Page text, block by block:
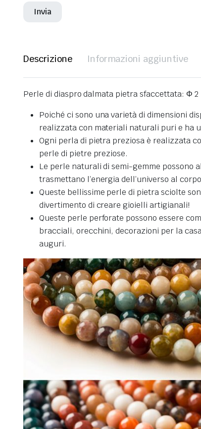
Descrizione Informazioni aggiuntive
Perle di diaspro dalmata pietra sfaccettata: Φ
Poiché ci sono una varietà di dimensioni
realizzata con materiali naturali puri e ha
Ogni perla di pietra preziosa è realizzata
perle di pietre preziose.
Le perle naturali di semi-gemme possono
trasmettano l’energia dell’universo al
Queste bellissime perle di pietra sciolte
divertimento di creare gioielli artigianali!
Queste perle perforate possono essere
bracciali, orecchini, decorazioni per la
auguri.